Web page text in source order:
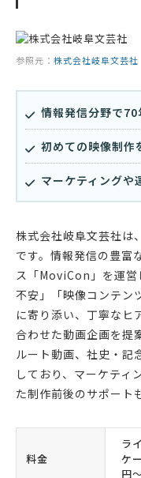
参照元： 株式会社岐阜文芸社
情報発信分野で
初めての映像制作
マーケティングや
株式会社岐阜文芸社は、
です。情報発信の豊富
ス「MoviCon」を運営
不安」「映像コンテン
に寄り添い、丁寧なヒ
合わせた動画企画を提
ルート動画、社史・記
しており、マーケティ
た制作前後のサポート
料金
ラ
ケ
円